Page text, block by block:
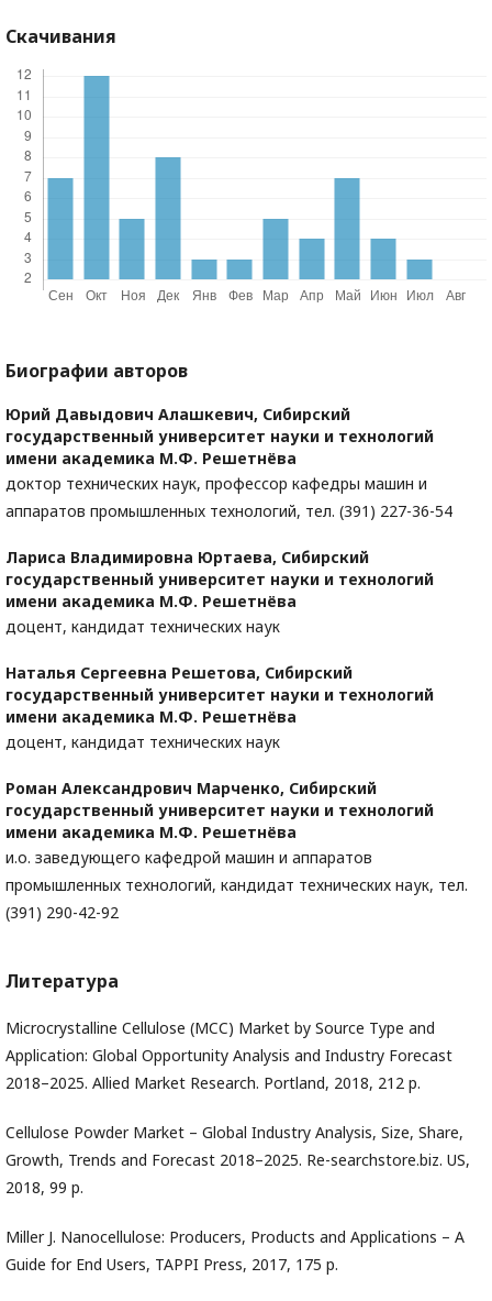
Скачивания
Биографии авторов
Юрий Давыдович Алашкевич, Сибирский
государственный университет науки и технологий
имени академика М.Ф. Решетнёва
доктор технических наук, профессор кафедры машин и
аппаратов промышленных технологий, тел. (391) 227-36-54
Лариса Владимировна Юртаева, Сибирский
государственный университет науки и технологий
имени академика М.Ф. Решетнёва
доцент, кандидат технических наук
Наталья Сергеевна Решетова, Сибирский
государственный университет науки и технологий
имени академика М.Ф. Решетнёва
доцент, кандидат технических наук
Роман Александрович Марченко, Сибирский
государственный университет науки и технологий
имени академика М.Ф. Решетнёва
и.о. заведующего кафедрой машин и аппаратов
промышленных технологий, кандидат технических наук, тел.
(391) 290-42-92
Литература
Microcrystalline Cellulose (MCC) Market by Source Type and
Application: Global Opportunity Analysis and Industry Forecast
2018–2025. Allied Market Research. Portland, 2018, 212 p.
Cellulose Powder Market – Global Industry Analysis, Size, Share,
Growth, Trends and Forecast 2018–2025. Re-searchstore.biz. US,
2018, 99 p.
Miller J. Nanocellulose: Producers, Products and Applications – A
Guide for End Users, TAPPI Press, 2017, 175 p.